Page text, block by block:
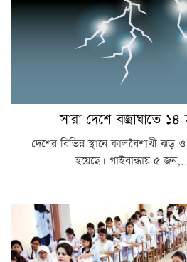
সারা দেশে বজ্রাঘাতে ১৪
দেশের বিভিন্ন স্থানে কালবৈশাখী ঝড়
হয়েছে। গাইবান্ধায় ৫